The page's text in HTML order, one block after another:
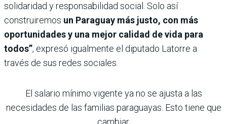
solidaridad y responsabilidad social. Solo así
construiremos un Paraguay más justo, con más
oportunidades y una mejor calidad de vida para
todos”, expresó igualmente el diputado Latorre a
través de sus redes sociales.
El salario mínimo vigente ya no se ajusta a las
necesidades de las familias paraguayas. Esto tiene que